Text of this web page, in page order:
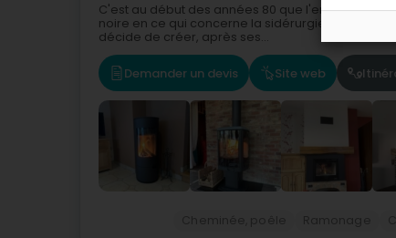
C'est au début des années 80 que l'entreprise
noire en ce qui concerne la sidérurgie au
décide de créer, après ses...
Demander un devis Site web